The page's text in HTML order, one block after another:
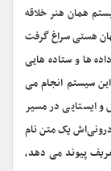
همان هنر خلاقه
هستی سراغ گرفت
ها و ستاده هایی
سیستم انجام می
ایستایی در مسیر
درونی‌اش یک متن نام
پیوند می دهد،